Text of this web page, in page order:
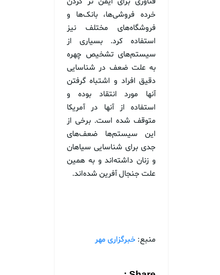
خرده فروشی‌ها، بانک‌ها و
فروشگاه‌های مختلف نیز
استفاده کرد. بسیاری از
سیستم‌های تشخیص چهره
به علت ضعف در شناسایی
دقیق افراد و اشتباه گرفتن
آنها مورد انتقاد بوده و
استفاده از آنها در آمریکا
متوقف شده است. برخی از
این سیستم‌ها ضعف‌های
جدی برای شناسایی سیاهان
و زنان داشته‌اند و به همین
علت جنجال آفرین شده‌اند.
منبع: خبرگزاری مهر